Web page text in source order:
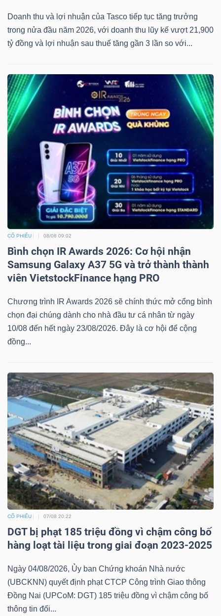
Doanh thu và lợi nhuận của Tasco tiếp tục tăng trưởng
trong nửa đầu năm 2026, với doanh thu lũy kế vượt 21,900
tỷ đồng và lợi nhuận sau thuế tăng gần 3 lần so với...
CỔ PHIẾU 08/08 09:02
Bình chọn IR Awards 2026: Cơ hội nhận
Samsung Galaxy A37 5G và trở thành thành
viên VietstockFinance hạng PRO
Chương trình IR Awards 2026 sẽ chính thức mở cổng bình
chọn đại chúng dành cho nhà đầu tư cá nhân từ ngày
10/08 đến hết ngày 23/08/2026. Đây là cơ hội để cộng
đồng...
CỔ PHIẾU 07/08 20:22
DGT bị phạt 185 triệu đồng vì chậm công bố
hàng loạt tài liệu trong giai đoạn 2023-2025
Ngày 04/08/2026, Ủy ban Chứng khoán Nhà nước
(UBCKNN) quyết định phạt CTCP Công trình Giao thông
Đồng Nai (UPCoM: DGT) 185 triệu đồng vì chậm công bố
thông tin đối...